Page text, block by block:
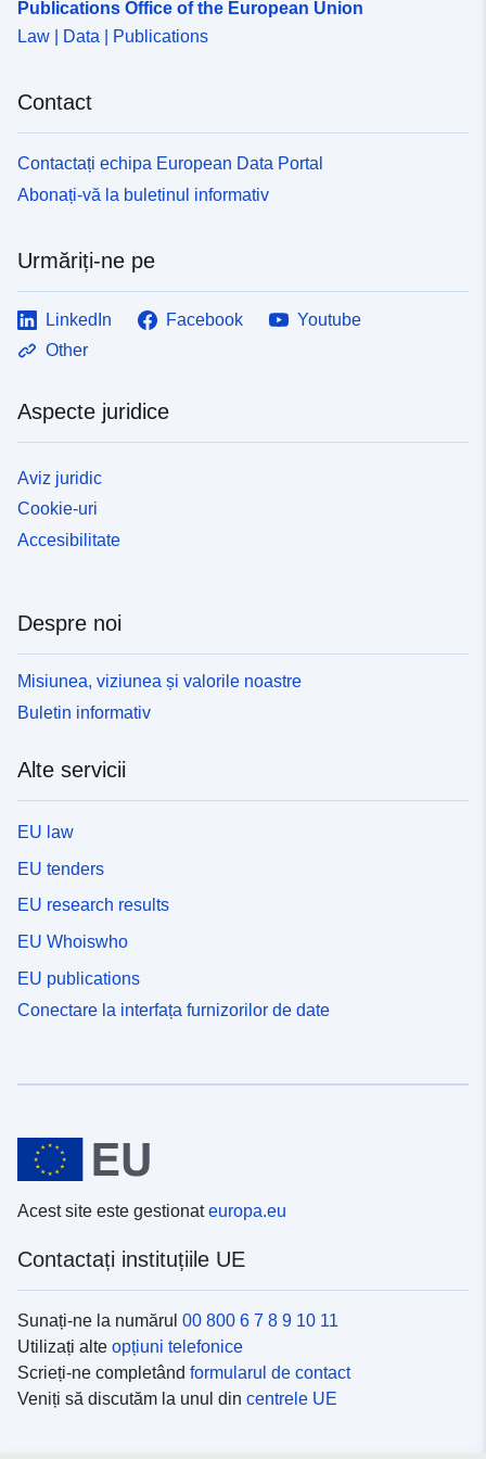
Publications Office of the European Union
Law | Data | Publications
Contact
Contactați echipa European Data Portal
Abonați-vă la buletinul informativ
Urmăriți-ne pe
LinkedIn Facebook
Youtube
Other
Aspecte juridice
Aviz juridic
Cookie-uri
Accesibilitate
Despre noi
Misiunea, viziunea și valorile noastre
Buletin informativ
Alte servicii
EU law
EU tenders
EU research results
EU Whoiswho
EU publications
Conectare la interfața furnizorilor de date
Acest site este gestionateuropa.eu
Contactați instituțiile UE
Sunați-ne la numărul 00 800 6 7 8 9 10 11
Utilizați alte opțiuni telefonice
Scrieți-ne completând formularul de contact
Veniți să discutăm la unul din centrele UE